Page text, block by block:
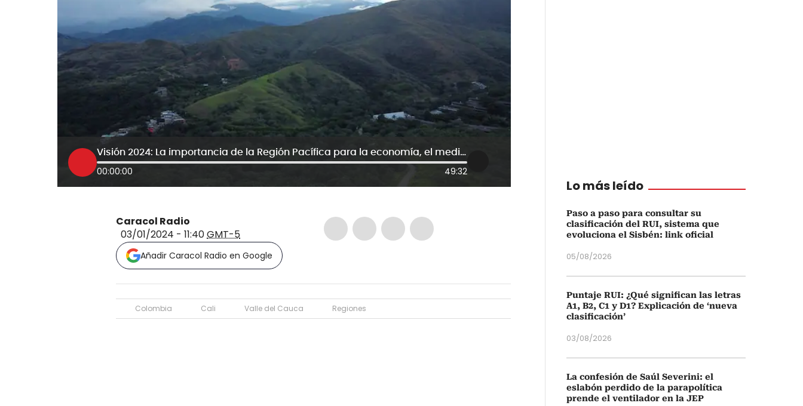
Visión 2024: La importancia de la Región Pacífica para la economía, el medio ambiente y la soberanía
00:00:00 49:32
Caracol Radio
03/01/2024 - 11:40GMT-5
Añadir Caracol Radio en Google
Colombia Cali Valle del Cauca Regiones
Lo más leído
Paso a paso para consultar su
clasificación del RUI, sistema que
evoluciona el Sisbén: link oficial
05/08/2026
Puntaje RUI: ¿Qué significan las letras
A1, B2, C1 y D1? Explicación de ‘nueva
clasificación’
03/08/2026
La confesión de Saúl Severini: el
eslabón perdido de la parapolítica
prende el ventilador en la JEP